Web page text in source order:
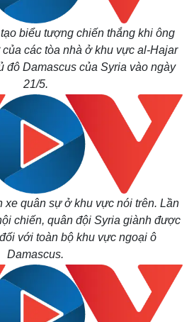
biểu tượng chiến thắng khi ông
các tòa nhà ở khu vực al-Hajar
đô Damascus của Syria vào ngày
21/5.
xe quân sự ở khu vực nói trên. Lần
chiến, quân đội Syria giành được
với toàn bộ khu vực ngoại ô
Damascus.